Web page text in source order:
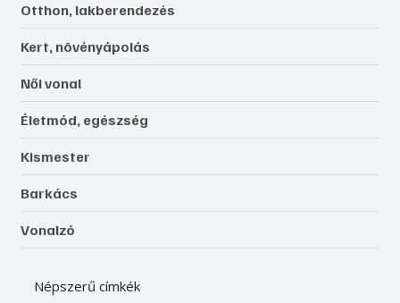
Otthon, lakberendezés
Kert, növényápolás
Női vonal
Életmód, egészség
Kismester
Barkács
Vonalzó
Népszerű címkék